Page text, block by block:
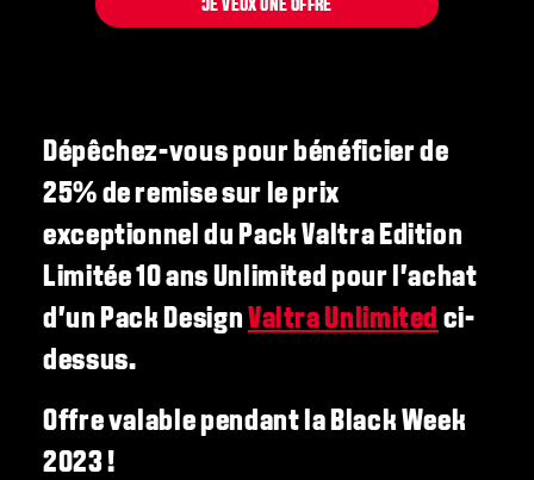
JE VEUX UNE OFFRE
Dépêchez-vous pour bénéficier de
25% de remise sur le prix
exceptionnel du Pack Valtra Edition
Limitée 10 ans Unlimited pour l'achat
d'un Pack Design Valtra Unlimited ci-
dessus.
Offre valable pendant la Black Week
2023 !